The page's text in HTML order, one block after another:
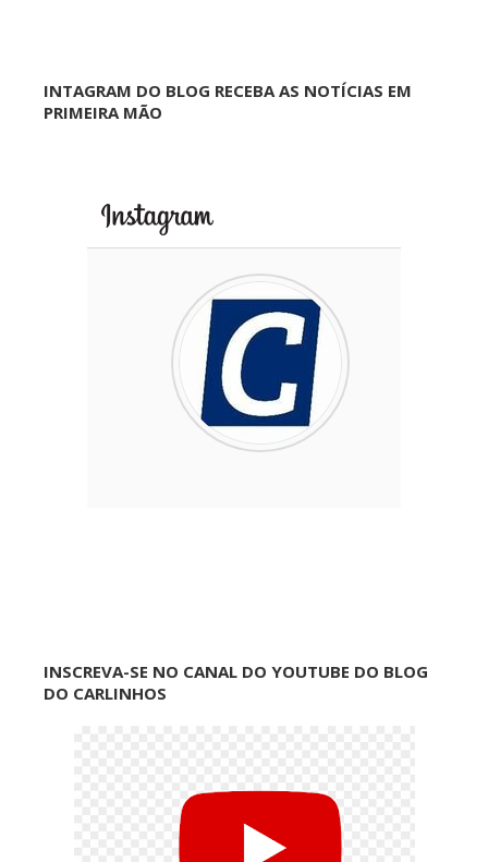
INTAGRAM DO BLOG RECEBA AS NOTÍCIAS EM
PRIMEIRA MÃO
INSCREVA-SE NO CANAL DO YOUTUBE DO BLOG
DO CARLINHOS